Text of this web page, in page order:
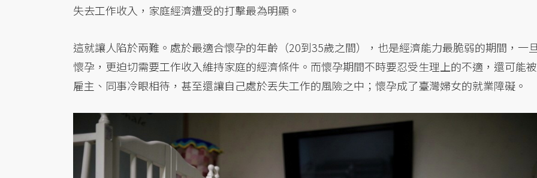
失去工作收入，家庭經濟遭受的打擊最為明顯。
這就讓人陷於兩難。處於最適合懷孕的年齡（20到35歲之間），也是經濟能力最脆弱的期間，一
懷孕，更迫切需要工作收入維持家庭的經濟條件。而懷孕期間不時要忍受生理上的不適，還可能被
雇主、同事冷眼相待，甚至還讓自己處於丟失工作的風險之中；懷孕成了臺灣婦女的就業障礙。